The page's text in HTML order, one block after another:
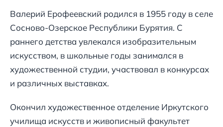
Валерий Ерофеевский родился в 1955 году в селе
Сосново-Озерское Республики Бурятия. С
раннего детства увлекался изобразительным
искусством, в школьные годы занимался в
художественной студии, участвовал в конкурсах
и различных выставках.
Окончил художественное отделение Иркутского
училища искусств и живописный факультет